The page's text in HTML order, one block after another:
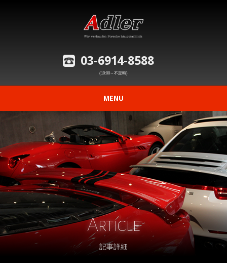
03-6914-8588
(10:00～不定時)
MENU
在庫車情報
修理事例の紹介
愛車の買取査定
購入から納車までの流れ Article
記事詳細